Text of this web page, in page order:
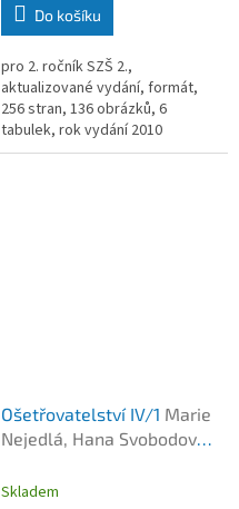
Do košíku
pro 2. ročník SZŠ 2.,
aktualizované vydání, formát,
256 stran, 136 obrázků, 6
tabulek, rok vydání 2010
Ošetřovatelství IV/1 Marie
Nejedlá, Hana Svobodová,
Skladem